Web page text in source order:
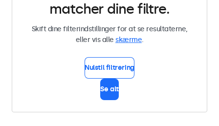
matcher dine filtre.
Skift dine filterindstillinger for at se resultaterne,
eller vis alle skærme.
Nulstil filtrering
Se alt